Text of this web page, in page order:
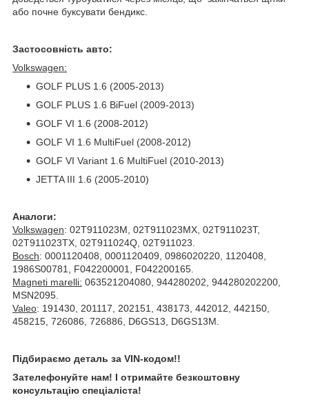
або почне буксувати бендикс.
Застосовність авто:
Volkswagen:
GOLF PLUS 1.6 (2005-2013)
GOLF PLUS 1.6 BiFuel (2009-2013)
GOLF VI 1.6 (2008-2012)
GOLF VI 1.6 MultiFuel (2008-2012)
GOLF VI Variant 1.6 MultiFuel (2010-2013)
JETTA III 1.6 (2005-2010)
Аналоги:
Volkswagen: 02T911023M, 02T911023MX, 02T911023T,
02T911023TX, 02T911024Q, 02T911023.
Bosch: 0001120408, 0001120409, 0986020220, 1120408,
1986S00781, F042200001, F042200165.
Magneti marelli: 063521204080, 944280202, 944280202200,
MSN2095.
Valeo: 191430, 201117, 202151, 438173, 442012, 442150,
458215, 726086, 726886, D6GS13, D6GS13M.
Підбираємо деталь за VIN-кодом!!
Зателефонуйте нам! І отримайте безкоштовну
консультацію спеціаліста!